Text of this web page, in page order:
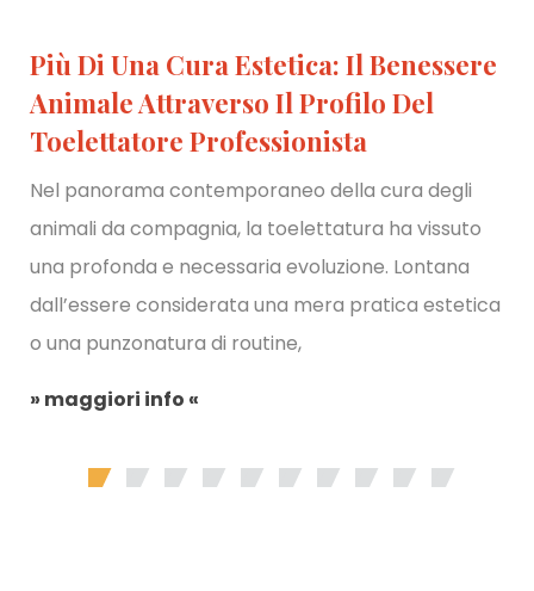
L’Intelligenza Del Corpo: Ripristinare
L’Omeostasi Con Le Tecniche
Osteopatiche Olistiche
Nello scenario della vita contemporanea,
caratterizzato da carichi di stress cronico, posture
sedentarie e ritmi biologici alterati, il corpo umano
tende a registrare e cristallizzare le tensioni
quotidiane sotto forma
» maggiori info «